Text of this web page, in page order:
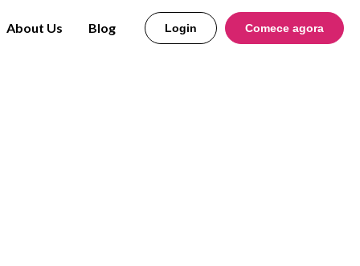
About Us Blog Login Comece agora